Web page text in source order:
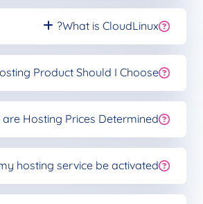
What is CloudLinux?
Product Should I Choose?
Hosting Prices Determined?
hosting service be activated?